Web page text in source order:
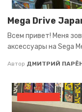
Mega Drive
Всем привет! Меня
аксессуары на Sega
Автор ДМИТРИЙ